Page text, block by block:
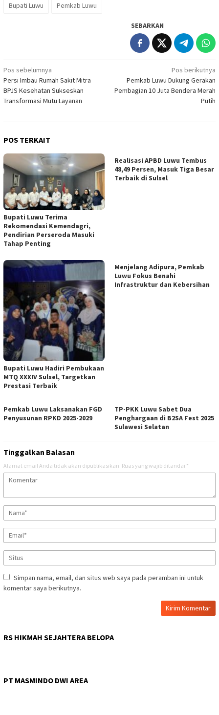
Bupati Luwu Pemkab Luwu
SEBARKAN
Navigasi
pos
Pos sebelumnya
Persi Imbau Rumah Sakit Mitra
BPJS Kesehatan Sukseskan
Transformasi Mutu Layanan
Pos berikutnya
Pemkab Luwu Dukung Gerakan
Pembagian 10 Juta Bendera Merah
Putih
POS TERKAIT
Bupati Luwu Terima
Rekomendasi Kemendagri,
Pendirian Perseroda Masuki
Tahap Penting
Realisasi APBD Luwu Tembus
48,49 Persen, Masuk Tiga Besar
Terbaik di Sulsel
Bupati Luwu Hadiri Pembukaan
MTQ XXXIV Sulsel, Targetkan
Prestasi Terbaik
Menjelang Adipura, Pemkab
Luwu Fokus Benahi
Infrastruktur dan Kebersihan
Pemkab Luwu Laksanakan FGD
Penyusunan RPKD 2025-2029
TP-PKK Luwu Sabet Dua
Penghargaan di B2SA Fest 2025
Sulawesi Selatan
Tinggalkan Balasan
Alamat email Anda tidak akan dipublikasikan. Ruas yang wajib ditandai *
Simpan nama, email, dan situs web saya pada peramban ini untuk
komentar saya berikutnya.
RS HIKMAH SEJAHTERA BELOPA
PT MASMINDO DWI AREA